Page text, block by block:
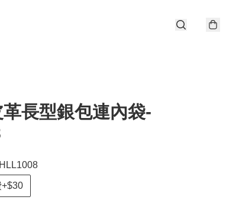
長型銀包連內袋-